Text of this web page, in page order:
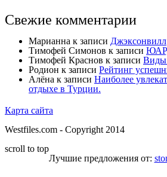
Свежие комментарии
Марианна к записи Джэксонвилл
Тимофей Симонов к записи ЮАР,
Тимофей Краснов к записи Виды
Родион к записи Рейтинг
Алёна к записи Наиболее
отдыхе в Турции.
Карта сайта
Westfiles.com - Copyright 2014
scroll to top
Лучшие предложения от: